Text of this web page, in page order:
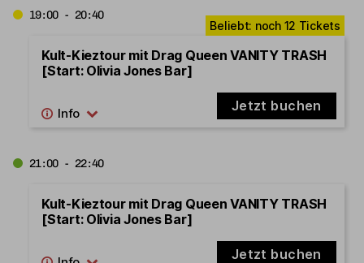
19:00 - 20:40
Kult-Kieztour mit Drag Queen VANITY TRASH
[Start: Olivia Jones Bar]
Jetzt buchen
21:00 - 22:40
Kult-Kieztour mit Drag Queen VANITY TRASH
[Start: Olivia Jones Bar]
Jetzt buchen